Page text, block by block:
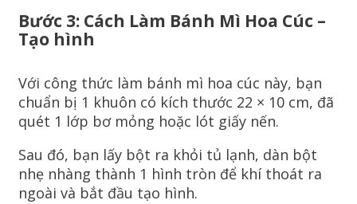
Bước 3: Cách Làm Bánh Mì Hoa Cúc –
Tạo hình
Với công thức làm bánh mì hoa cúc này, bạn
chuẩn bị 1 khuôn có kích thước 22 × 10 cm, đã
quét 1 lớp bơ mỏng hoặc lót giấy nến.
Sau đó, bạn lấy bột ra khỏi tủ lạnh, dàn bột
nhẹ nhàng thành 1 hình tròn để khí thoát ra
ngoài và bắt đầu tạo hình.